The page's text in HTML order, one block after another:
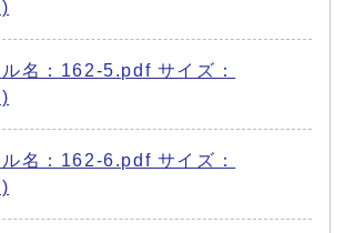
名：162-5.pdf サイズ：
名：162-6.pdf サイズ：